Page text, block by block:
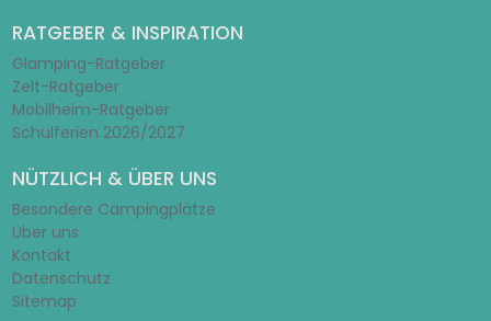
RATGEBER & INSPIRATION
Glamping-Ratgeber
Zelt-Ratgeber
Mobilheim-Ratgeber
Schulferien 2026/2027
NÜTZLICH & ÜBER UNS
Besondere Campingplätze
Über uns
Kontakt
Datenschutz
Sitemap